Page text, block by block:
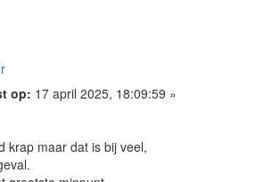
op: 17 april 2025, 18:09:59 »
krap maar dat is bij veel,